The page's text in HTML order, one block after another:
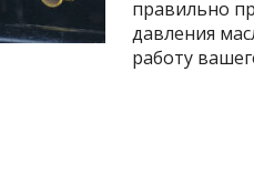
правильно
давления
работу